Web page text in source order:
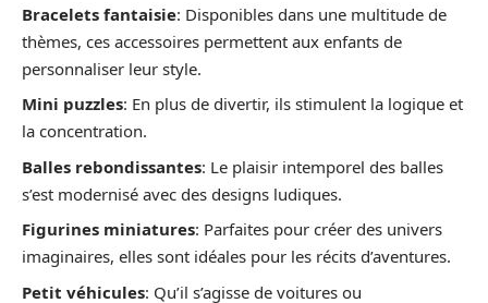
Bracelets fantaisie: Disponibles dans une multitude de
thèmes, ces accessoires permettent aux enfants de
personnaliser leur style.
Mini puzzles: En plus de divertir, ils stimulent la logique et
la concentration.
Balles rebondissantes: Le plaisir intemporel des balles
s’est modernisé avec des designs ludiques.
Figurines miniatures: Parfaites pour créer des univers
imaginaires, elles sont idéales pour les récits d’aventures.
Petit véhicules: Qu’il s’agisse de voitures ou